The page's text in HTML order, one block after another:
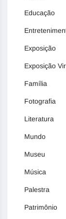
Educação
Exposição
Exposição
Família
Fotografia
Literatura
Mundo
Museu
Música
Palestra
Patrimônio